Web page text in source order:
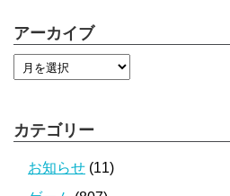
アーカイブ
カテゴリー
お知らせ (11)